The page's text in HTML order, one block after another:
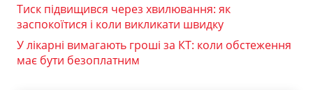
Тиск підвищився через хвилювання: як
заспокоїтися і коли викликати швидку
У лікарні вимагають гроші за КТ: коли обстеження
має бути безоплатним